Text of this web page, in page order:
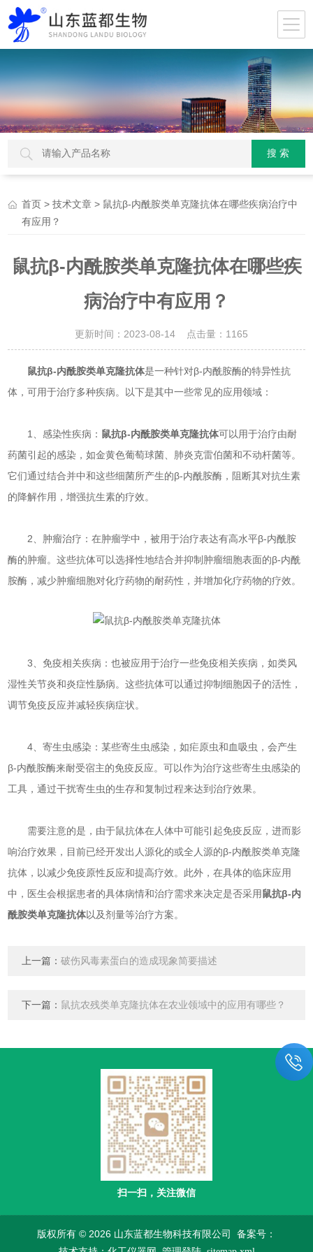
首页 >技术文章 > 鼠抗β-内酰胺类单克隆抗体在哪些疾病治疗中
有应用？
鼠抗β-内酰胺类单克隆抗体在哪些疾
病治疗中有应用？
更新时间：2023-08-14 点击量： 1165
鼠抗β-内酰胺类单克隆抗体是一种针对β-内酰胺酶的特异性抗
体，可用于治疗多种疾病。以下是其中一些常见的应用领域：
1、感染性疾病： 鼠抗β-内酰胺类单克隆抗体可以用于治疗由耐
药菌引起的感染，如金黄色葡萄球菌、肺炎克雷伯菌和不动杆菌等。
它们通过结合并中和这些细菌所产生的β-内酰胺酶，阻断其对抗生素
的降解作用，增强抗生素的疗效。
2、肿瘤治疗：在肿瘤学中，被用于治疗表达有高水平β-内酰胺
酶的肿瘤。这些抗体可以选择性地结合并抑制肿瘤细胞表面的β-内酰
胺酶，减少肿瘤细胞对化疗药物的耐药性，并增加化疗药物的疗效。
3、免疫相关疾病：也被应用于治疗一些免疫相关疾病，如类风
湿性关节炎和炎症性肠病。这些抗体可以通过抑制细胞因子的活性，
调节免疫反应并减轻疾病症状。
4、寄生虫感染：某些寄生虫感染，如疟原虫和血吸虫，会产生
β-内酰胺酶来耐受宿主的免疫反应。可以作为治疗这些寄生虫感染的
工具，通过干扰寄生虫的生存和复制过程来达到治疗效果。
需要注意的是，由于鼠抗体在人体中可能引起免疫反应，进而影
响治疗效果，目前已经开发出人源化的或全人源的β-内酰胺类单克隆
抗体，以减少免疫原性反应和提高疗效。此外，在具体的临床应用
中，医生会根据患者的具体病情和治疗需求来决定是否采用 鼠抗β-内
酰胺类单克隆抗体以及剂量等治疗方案。
上一篇：破伤风毒素蛋白的造成现象简要描述
下一篇： 鼠抗农残类单克隆抗体在农业领域中的应用有哪些？
扫一扫，关注微信
版权所有 © 2026 山东蓝都生物科技有限公司 备案号：